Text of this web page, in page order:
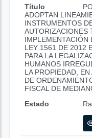
Título
ADOPTAN
INSTRUMENTOS
AUTORIZACIONES
IMPLEMENTACIÓN
LEY 1561 DE 2012
PARA LA
HUMANOS
LA PROPIEDAD,
DE
FISCAL DE
Estado